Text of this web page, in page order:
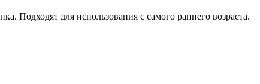
Подходят для использования с самого раннего возраста.